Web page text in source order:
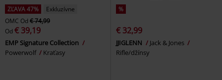
ZĽAVA 47%
Exkluzívne
OMC Od € 74,99
Od € 39,19
EMP Signature Collection
Powerwolf
Kraťasy
%
€ 32,99
JJIGLENN
Jack & Jones
Rifle/džínsy